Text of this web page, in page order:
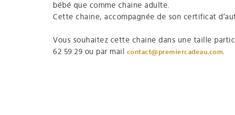
bébé que comme chaine adulte.
Cette chaine, accompagnée de son certificat
Vous souhaitez cette chaine dans une taille
62 59 29 ou par mail
contact@premiercadeau.com